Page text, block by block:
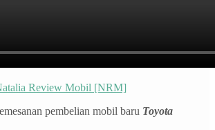
Review Mobil [NRM]
pembelian mobil baru Toyota